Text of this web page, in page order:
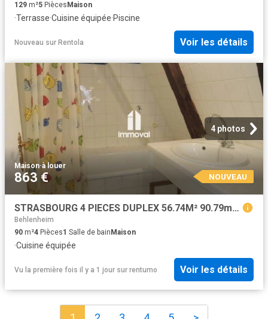
129 m²5 Pièces Maison
·Terrasse·Cuisine équipée·Piscine
Nouveau sur Rentola Voir les détails
4 photos
Maison·à louer
863 € NOUVEAU
STRASBOURG 4 PIECES DUPLEX 56.74M² 90.79m² au sol
Behlenheim
90 m²4 Pièces1 Salle de bainMaison
·Cuisine équipée
Vu la première fois il y a 1 jour sur rentumo Voir les détails